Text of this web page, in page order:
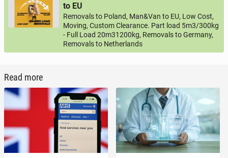
to EU
Removals to Poland, Man&Van to EU, Low Cost,
Moving, Custom Clearance. Part load 5m3/300kg
- Full Load 20m31200kg, Removals to Germany,
Removals to Netherlands
Read more